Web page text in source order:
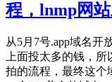
程，lnmp网
从5月7号.app域名开
上面投太多的钱，
拍的流程，最终这个